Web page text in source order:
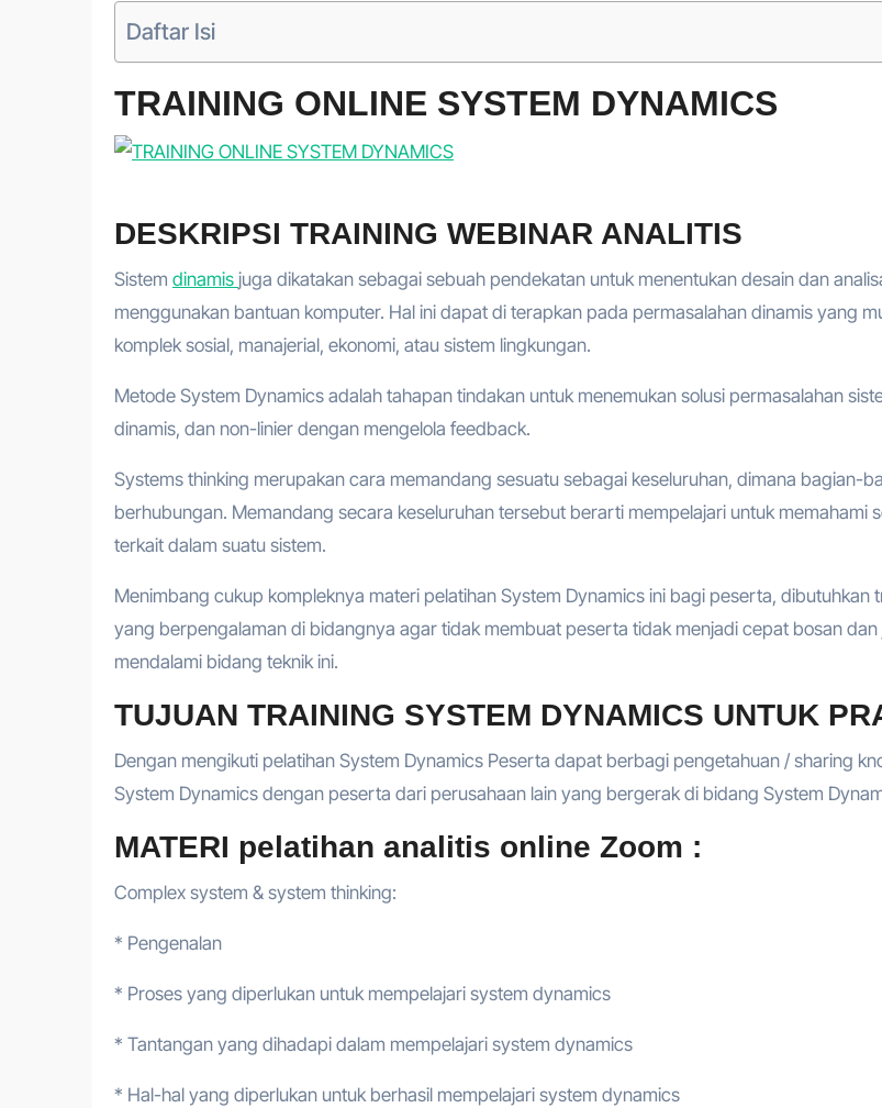
Daftar Isi
TRAINING ONLINE SYSTEM DYNAMICS
DESKRIPSI TRAINING WEBINAR ANALITIS
Sistem dinamis juga dikatakan sebagai sebuah pendekatan untuk menentukan desain dan
menggunakan bantuan komputer. Hal ini dapat di terapkan pada permasalahan dinamis yang
komplek sosial, manajerial, ekonomi, atau sistem lingkungan.
Metode System Dynamics adalah tahapan tindakan untuk menemukan solusi permasalahan
dinamis, dan non-linier dengan mengelola feedback.
Systems thinking merupakan cara memandang sesuatu sebagai keseluruhan, dimana bagian-
berhubungan. Memandang secara keseluruhan tersebut berarti mempelajari untuk memahami
terkait dalam suatu sistem.
Menimbang cukup kompleknya materi pelatihan System Dynamics ini bagi peserta, dibutuhkan
yang berpengalaman di bidangnya agar tidak membuat peserta tidak menjadi cepat bosan dan
mendalami bidang teknik ini.
TUJUAN TRAINING SYSTEM DYNAMICS UNTUK
Dengan mengikuti pelatihan System Dynamics Peserta dapat berbagi pengetahuan / sharing
System Dynamics dengan peserta dari perusahaan lain yang bergerak di bidang System
MATERI pelatihan analitis online Zoom :
Complex system & system thinking:
* Pengenalan
* Proses yang diperlukan untuk mempelajari system dynamics
* Tantangan yang dihadapi dalam mempelajari system dynamics
* Hal-hal yang diperlukan untuk berhasil mempelajari system dynamics